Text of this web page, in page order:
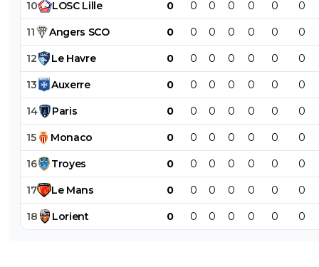
10 LOSC Lille 0 0 0 0 0 0 0
11 Angers SCO 0 0 0 0 0 0 0
12 Le Havre 0 0 0 0 0 0 0
13 Auxerre 0 0 0 0 0 0 0
14 Paris 0 0 0 0 0 0 0
15 Monaco 0 0 0 0 0 0 0
16 Troyes 0 0 0 0 0 0 0
17 Le Mans 0 0 0 0 0 0 0
18 Lorient 0 0 0 0 0 0 0